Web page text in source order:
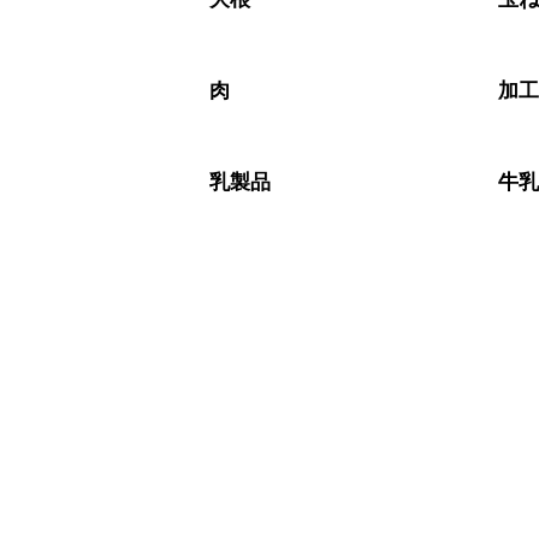
肉 加
乳製品 牛乳